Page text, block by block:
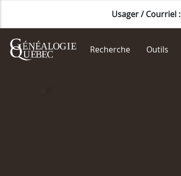
Usager / Courriel :
Recherche Outils